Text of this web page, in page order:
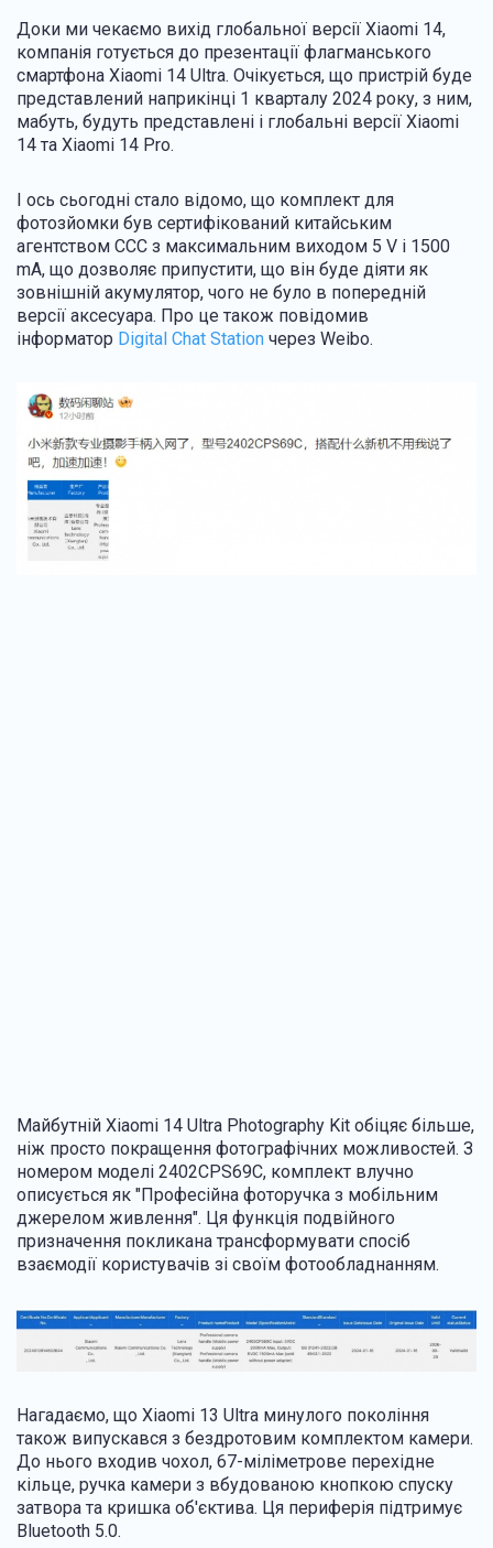
Доки ми чекаємо вихід глобальної версії Xiaomi 14,
компанія готується до презентації флагманського
смартфона Xiaomi 14 Ultra. Очікується, що пристрій буде
представлений наприкінці 1 кварталу 2024 року, з ним,
мабуть, будуть представлені і глобальні версії Xiaomi
14 та Xiaomi 14 Pro.
І ось сьогодні стало відомо, що комплект для
фотозйомки був сертифікований китайським
агентством CCC з максимальним виходом 5 V і 1500
mA, що дозволяє припустити, що він буде діяти як
зовнішній акумулятор, чого не було в попередній
версії аксесуара. Про це також повідомив
інформатор Digital Chat Station через Weibo.
Майбутній Xiaomi 14 Ultra Photography Kit обіцяє більше,
ніж просто покращення фотографічних можливостей. З
номером моделі 2402CPS69C, комплект влучно
описується як "Професійна фоторучка з мобільним
джерелом живлення". Ця функція подвійного
призначення покликана трансформувати спосіб
взаємодії користувачів зі своїм фотообладнанням.
Нагадаємо, що Xiaomi 13 Ultra минулого покоління
також випускався з бездротовим комплектом камери.
До нього входив чохол, 67-міліметрове перехідне
кільце, ручка камери з вбудованою кнопкою спуску
затвора та кришка об'єктива. Ця периферія підтримує
Bluetooth 5.0.